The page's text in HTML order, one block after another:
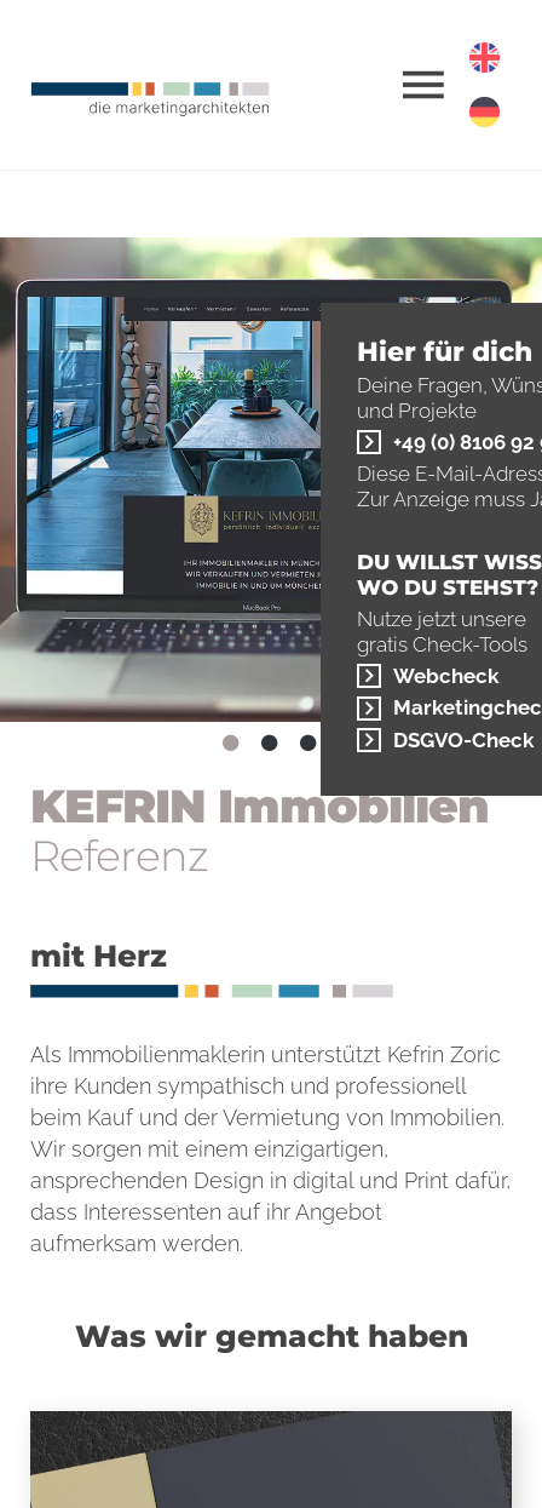
KEFRIN Immo­bilien
Referenz
mit Herz
Als Immobilienmaklerin unterstützt Kefrin Zoric
ihre Kunden sympathisch und professionell
beim Kauf und der Vermietung von Immobilien.
Wir sorgen mit einem einzigartigen,
ansprechenden Design in digital und Print dafür,
dass Interessenten auf ihr Angebot
aufmerksam werden.
Was wir gemacht haben
Hier für dich
Deine Fragen,
und Projekte
+49 (0) 8106 92
Diese E-Mail-
Zur Anzeige muss
DU WILLST
WO DU STEHST?
Nutze jetzt unsere
gratis Check-Tools
Webcheck
DSGVO-Check